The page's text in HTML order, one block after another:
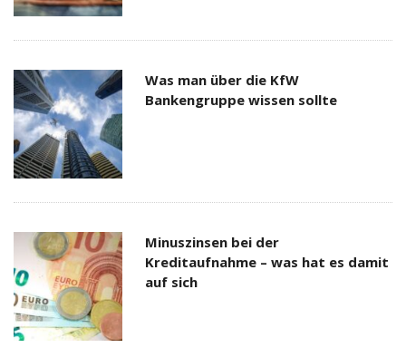
Was man über die KfW
Bankengruppe wissen sollte
Minuszinsen bei der
Kreditaufnahme – was hat es damit
auf sich